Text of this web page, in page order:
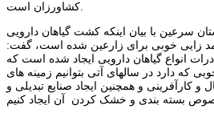
سرعین با بیان اینکه کشت گیاهان دارویی
زایی خوبی برای زارعین شده است، گفت:
انواع گیاهان دارویی ایجاد شده است که
که دارد در سالهای آتی بتوانیم زمینه های
و کارآفرینی و همچنین ایجاد صنایع تبدیلی و